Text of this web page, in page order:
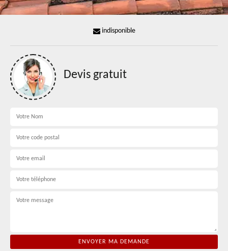
indisponible
Devis gratuit